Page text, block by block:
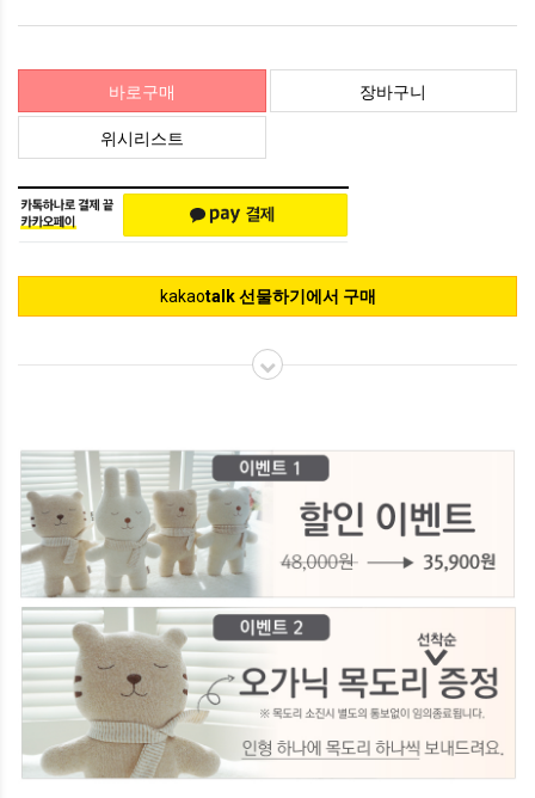
바로구매
장바구니
위시리스트
kakaotalk 선물하기에서 구매